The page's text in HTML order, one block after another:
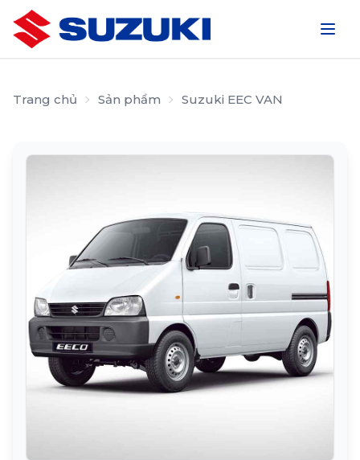
Trang chủ Sản phẩm Suzuki EEC VAN
Để nhận được“BÁO GIÁ ĐẶC BIỆT” và các
▼
Gửi yêu cầu ngay